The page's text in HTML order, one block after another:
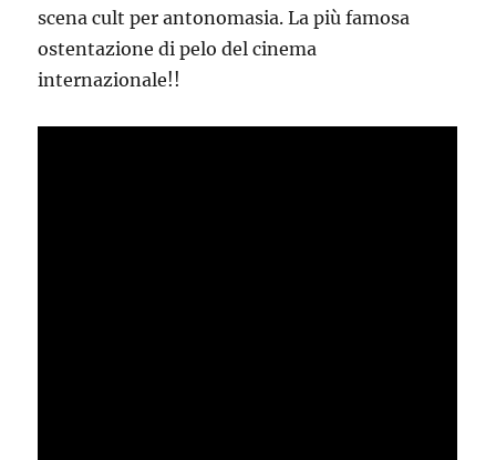
scena cult per antonomasia. La più famosa
ostentazione di pelo del cinema
internazionale!!